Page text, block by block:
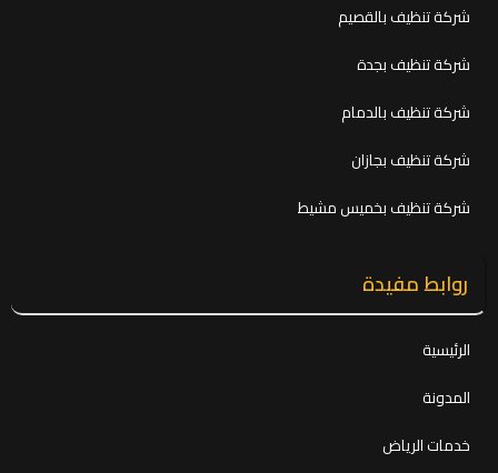
شركة تنظيف بالقصيم
شركة تنظيف بجدة
شركة تنظيف بالدمام
شركة تنظيف بجازان
شركة تنظيف بخميس مشيط
روابط مفيدة
الرئيسية
المدونة
خدمات الرياض